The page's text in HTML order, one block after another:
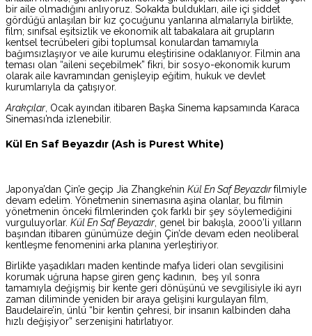
bir aile olmadığını anlıyoruz. Sokakta buldukları, aile içi şiddet
gördüğü anlaşılan bir kız çocuğunu yanlarına almalarıyla birlikte,
film; sınıfsal eşitsizlik ve ekonomik alt tabakalara ait grupların
kentsel tecrübeleri gibi toplumsal konulardan tamamıyla
bağımsızlaşıyor ve aile kurumu eleştirisine odaklanıyor. Filmin ana
teması olan “aileni seçebilmek” fikri, bir sosyo-ekonomik kurum
olarak aile kavramından genişleyip eğitim, hukuk ve devlet
kurumlarıyla da çatışıyor.
Arakçılar, Ocak ayından itibaren Başka Sinema kapsamında Karaca
Sineması’nda izlenebilir.
Kül En Saf Beyazdır (Ash is Purest White)
Japonya’dan Çin’e geçip Jia Zhangke’nin Kül En Saf Beyazdırfilmiyle
devam edelim. Yönetmenin sinemasına aşina olanlar, bu filmin
yönetmenin önceki filmlerinden çok farklı bir şey söylemediğini
vurguluyorlar. Kül En Saf Beyazdır, genel bir bakışla, 2000’li yılların
başından itibaren günümüze değin Çin’de devam eden neoliberal
kentleşme fenomenini arka planına yerleştiriyor.
Birlikte yaşadıkları maden kentinde mafya lideri olan sevgilisini
korumak uğruna hapse giren genç kadının, beş yıl sonra
tamamıyla değişmiş bir kente geri dönüşünü ve sevgilisiyle iki ayrı
zaman diliminde yeniden bir araya gelişini kurgulayan film,
Baudelaire’in, ünlü “bir kentin çehresi, bir insanın kalbinden daha
hızlı değişiyor” serzenişini hatırlatıyor.